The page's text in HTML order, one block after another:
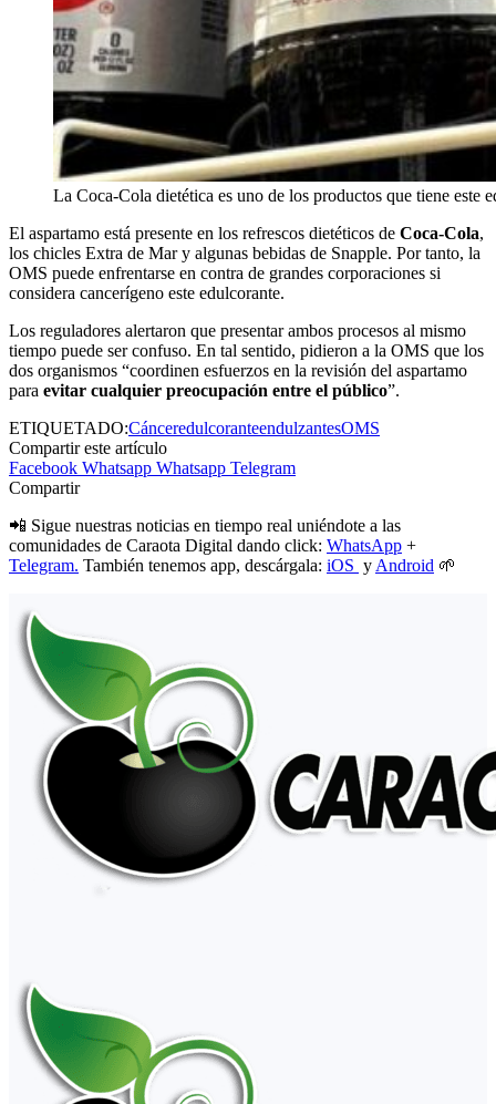
La Coca-Cola dietética es uno de los productos que tiene este
El aspartamo está presente en los refrescos dietéticos de Coca-Cola,
los chicles Extra de Mar y algunas bebidas de Snapple. Por tanto, la
OMS puede enfrentarse en contra de grandes corporaciones si
considera cancerígeno este edulcorante.
Los reguladores alertaron que presentar ambos procesos al mismo
tiempo puede ser confuso. En tal sentido, pidieron a la OMS que los
dos organismos “coordinen esfuerzos en la revisión del aspartamo
para evitar cualquier preocupación entre el público”.
ETIQUETADO:CánceredulcoranteendulzantesOMS
Compartir este artículo
Facebook Whatsapp Whatsapp Telegram
Compartir
📲 Sigue nuestras noticias en tiempo real uniéndote a las
comunidades de Caraota Digital dando click: WhatsApp +
Telegram. También tenemos app, descárgala: iOS y Android 🌱